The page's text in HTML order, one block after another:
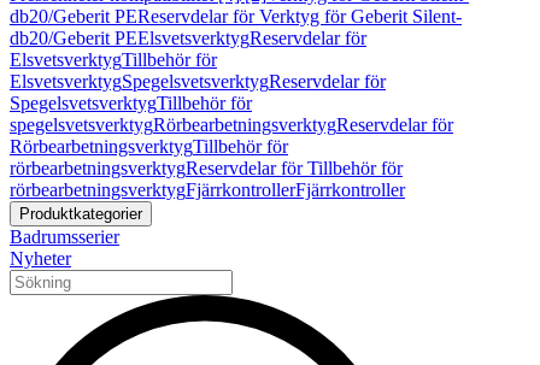
db20/Geberit PEReservdelar för Verktyg för Geberit Silent-
db20/Geberit PEElsvetsverktygReservdelar för
ElsvetsverktygTillbehör för
ElsvetsverktygSpegelsvetsverktygReservdelar för
SpegelsvetsverktygTillbehör för
spegelsvetsverktygRörbearbetningsverktygReservdelar för
RörbearbetningsverktygTillbehör för
rörbearbetningsverktygReservdelar för Tillbehör för
rörbearbetningsverktygFjärrkontrollerFjärrkontroller
Produktkategorier
Badrumsserier
Nyheter